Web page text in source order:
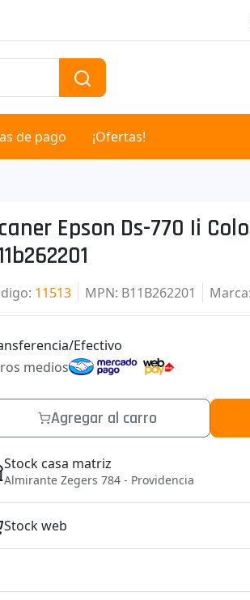
de pago ¡Ofertas!
Epson Ds-770 Ii
: 11513 MPN: B11B262201 Marca:
Efectivo
medios
Agregar al carro
Stock casa matriz
Almirante Zegers 784 - Providencia
Stock web